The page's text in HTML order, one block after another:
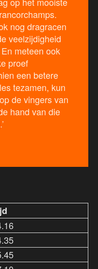
nog dragracen
veelzijdigheid
meteen ook
proef
een betere
tezamen, kun
de vingers van
hand van die